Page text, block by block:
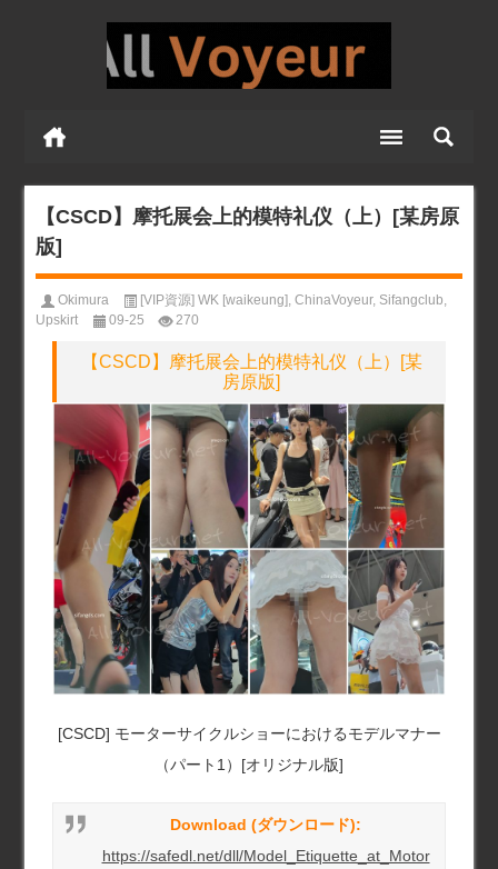
【CSCD】摩托展会上的模特礼仪（上）[某房原
版]
Okimura [VIP資源] WK [waikeung] ,ChinaVoyeur, Sifangclub
Upskirt
09-25 270
【CSCD】摩托展会上的模特礼仪（上）[某
房原版]
[CSCD] モーターサイクルショーにおけるモデルマナー
（パート1）[オリジナル版]
Download (ダウンロード):
https://safedl.net/dll/Model_Etiquette_at_Motor